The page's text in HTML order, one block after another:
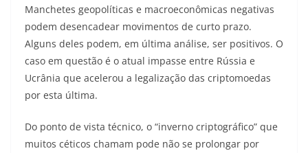
Manchetes geopolíticas e macroeconômicas negativas
podem desencadear movimentos de curto prazo.
Alguns deles podem, em última análise, ser positivos. O
caso em questão é o atual impasse entre Rússia e
Ucrânia que acelerou a legalização das criptomoedas
por esta última.
Do ponto de vista técnico, o “inverno criptográfico” que
muitos céticos chamam pode não se prolongar por